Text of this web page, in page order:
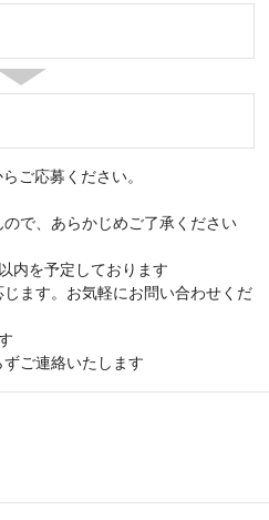
ご応募ください。
で、あらかじめご了承ください
内を予定しております
ます。お気軽にお問い合わせくだ
ご連絡いたします